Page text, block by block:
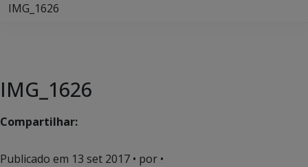
IMG_1626
IMG_1626
Compartilhar:
Publicado em 13 set 2017 • por •